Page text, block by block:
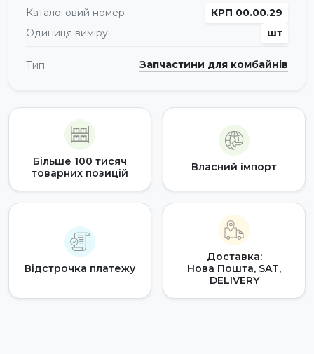
Каталоговий номер
КРП 00.00.29
Одиниця виміру
шт
Тип Запчастини для комбайнів
Більше 100 тисяч
товарних позицій
Власний імпорт
Відстрочка платежу
Доставка:
Нова Пошта, SAT,
DELIVERY